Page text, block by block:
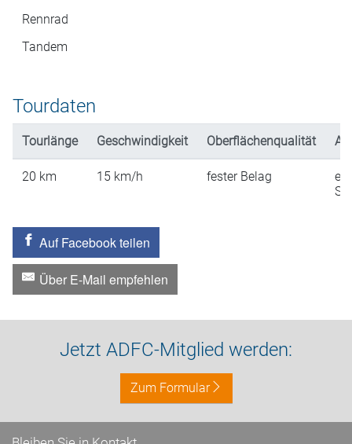
Rennrad
Tandem
Tourdaten
Tourlänge Geschwindigkeit Oberflächenqualität
20 km 15 km/h fester Belag
Auf Facebook teilen
Über E-Mail empfehlen
Jetzt ADFC-Mitglied werden:
Zum Formular